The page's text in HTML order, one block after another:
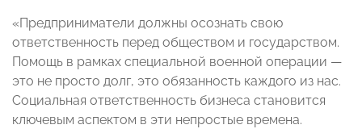
«Предприниматели должны осознать свою
ответственность перед обществом и государством.
Помощь в рамках специальной военной операции —
это не просто долг, это обязанность каждого из нас.
Социальная ответственность бизнеса становится
ключевым аспектом в эти непростые времена.